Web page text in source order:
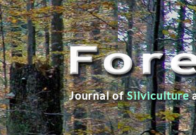
Journal ofSilviculture